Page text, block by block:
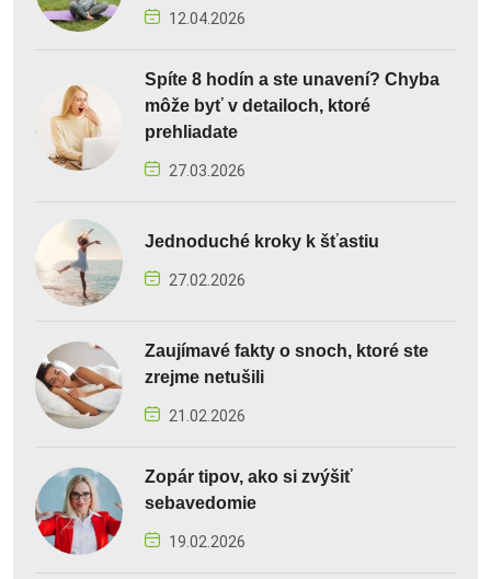
12.04.2026
Spíte 8 hodín a ste unavení? Chyba
môže byť v detailoch, ktoré
prehliadate
27.03.2026
Jednoduché kroky k šťastiu
27.02.2026
Zaujímavé fakty o snoch, ktoré ste
zrejme netušili
21.02.2026
Zopár tipov, ako si zvýšiť
sebavedomie
19.02.2026